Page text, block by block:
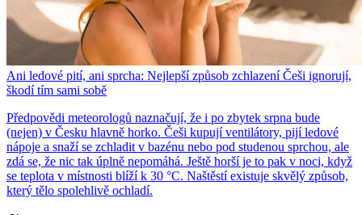
Ani ledové pití, ani sprcha: Nejlepší způsob zchlazení Češi ignorují,
škodí tím sami sobě
Předpovědi meteorologů naznačují, že i po zbytek srpna bude
(nejen) v Česku hlavně horko. Češi kupují ventilátory, pijí ledové
nápoje a snaží se zchladit v bazénu nebo pod studenou sprchou, ale
zdá se, že nic tak úplně nepomáhá. Ještě horší je to pak v noci, když
se teplota v místnosti blíží k 30 °C. Naštěstí existuje skvělý způsob,
který tělo spolehlivě ochladí.